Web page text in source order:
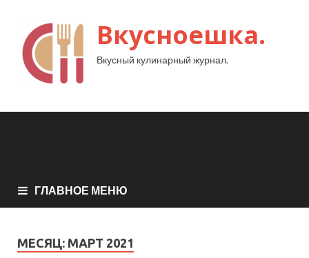
Вкусноешка.
Вкусный кулинарный журнал.
ГЛАВНОЕ МЕНЮ
МЕСЯЦ: МАРТ 2021